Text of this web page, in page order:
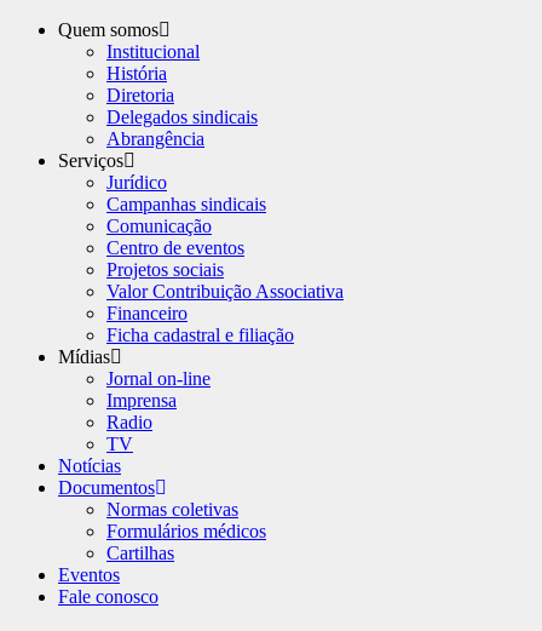
Quem somos
Institucional
História
Diretoria
Delegados sindicais
Abrangência
Serviços
Jurídico
Campanhas sindicais
Comunicação
Centro de eventos
Projetos sociais
Valor Contribuição Associativa
Financeiro
Ficha cadastral e filiação
Mídias
Jornal on-line
Imprensa
Radio
TV
Notícias
Documentos
Normas coletivas
Formulários médicos
Cartilhas
Eventos
Fale conosco